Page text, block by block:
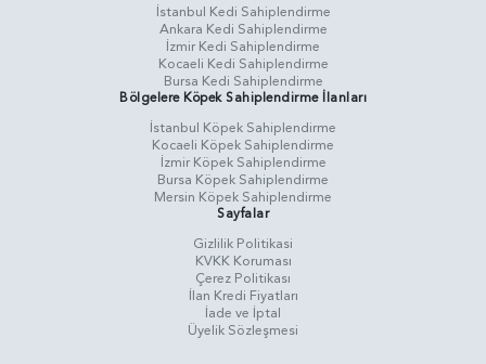
İstanbul Kedi Sahiplendirme
Ankara Kedi Sahiplendirme
İzmir Kedi Sahiplendirme
Kocaeli Kedi Sahiplendirme
Bursa Kedi Sahiplendirme
Bölgelere Köpek Sahiplendirme İlanları
İstanbul Köpek Sahiplendirme
Kocaeli Köpek Sahiplendirme
İzmir Köpek Sahiplendirme
Bursa Köpek Sahiplendirme
Mersin Köpek Sahiplendirme
Sayfalar
Gizlilik Politikasi
KVKK Koruması
Çerez Politikası
İlan Kredi Fiyatları
İade ve İptal
Üyelik Sözleşmesi